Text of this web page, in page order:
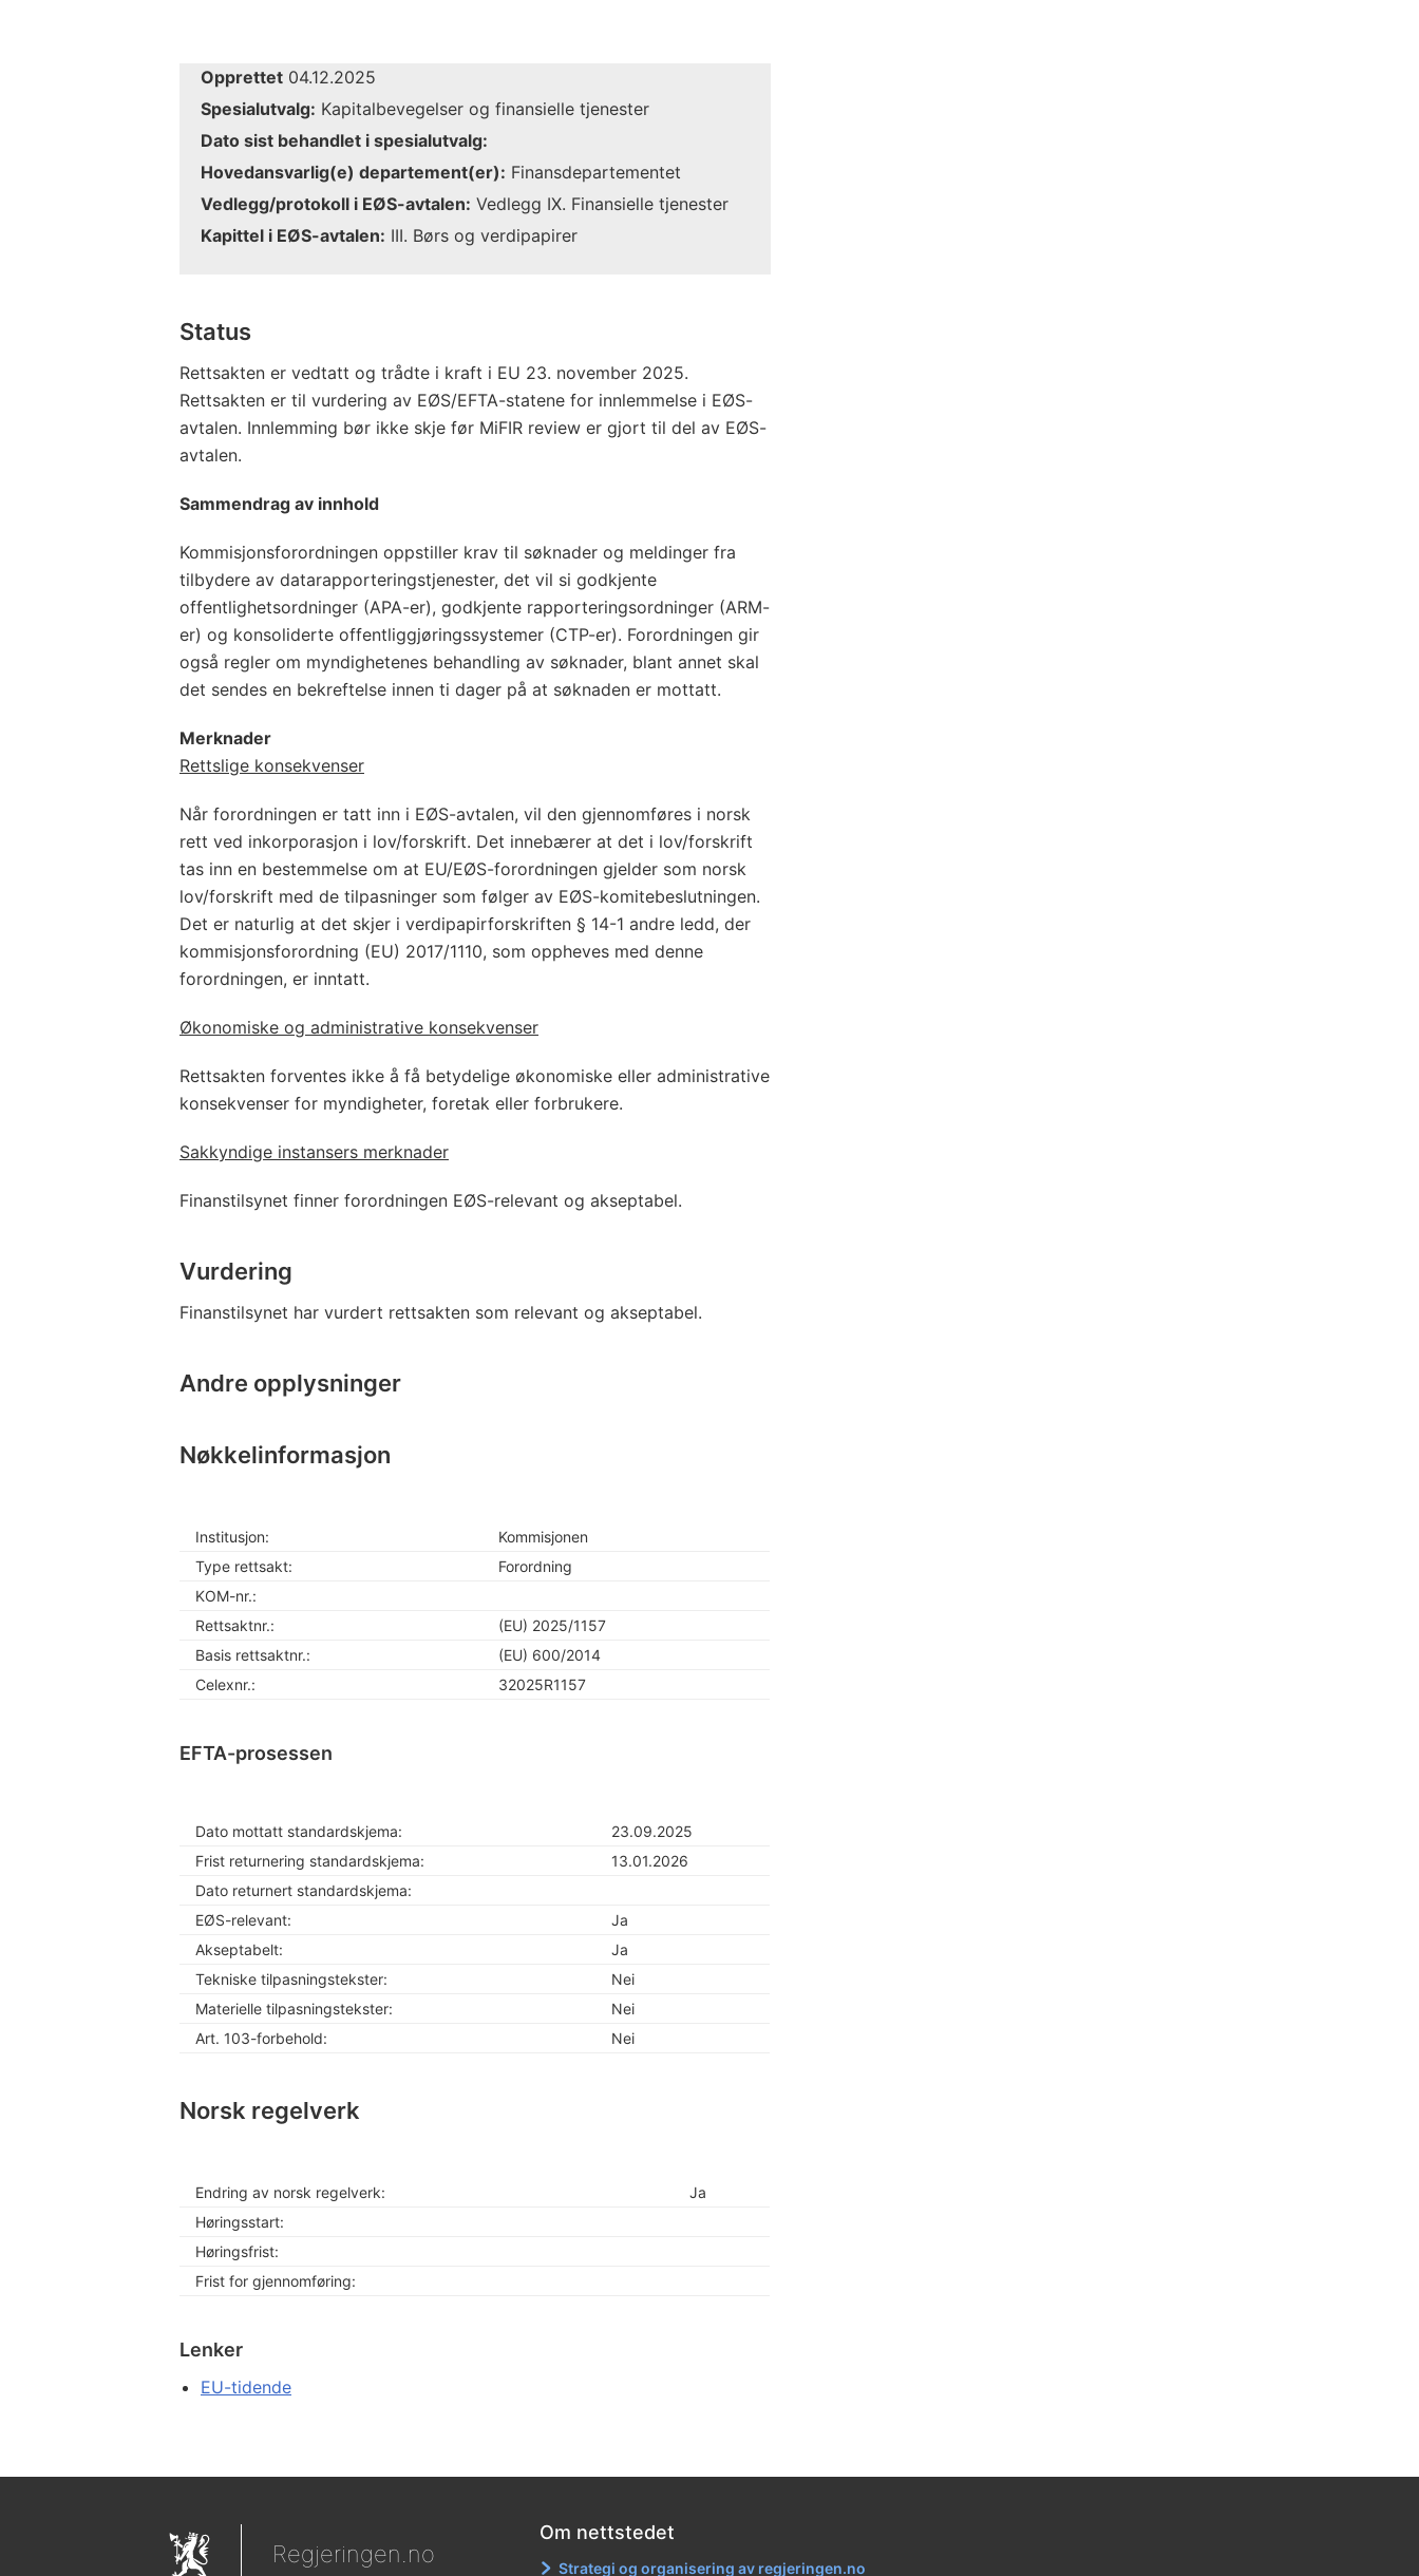
Opprettet 04.12.2025
Spesialutvalg: Kapitalbevegelser og finansielle tjenester
Dato sist behandlet i spesialutvalg:
Hovedansvarlig(e) departement(er): Finansdepartementet
Vedlegg/protokoll i EØS-avtalen: Vedlegg IX. Finansielle tjenester
Kapittel i EØS-avtalen: III. Børs og verdipapirer
Status
Rettsakten er vedtatt og trådte i kraft i EU 23. november 2025.
Rettsakten er til vurdering av EØS/EFTA-statene for innlemmelse i EØS-
avtalen. Innlemming bør ikke skje før MiFIR review er gjort til del av EØS-
avtalen.
Sammendrag av innhold
Kommisjonsforordningen oppstiller krav til søknader og meldinger fra
tilbydere av datarapporteringstjenester, det vil si godkjente
offentlighetsordninger (APA-er), godkjente rapporteringsordninger (ARM-
er) og konsoliderte offentliggjøringssystemer (CTP-er). Forordningen gir
også regler om myndighetenes behandling av søknader, blant annet skal
det sendes en bekreftelse innen ti dager på at søknaden er mottatt.
Merknader
Rettslige konsekvenser
Når forordningen er tatt inn i EØS-avtalen, vil den gjennomføres i norsk
rett ved inkorporasjon i lov/forskrift. Det innebærer at det i lov/forskrift
tas inn en bestemmelse om at EU/EØS-forordningen gjelder som norsk
lov/forskrift med de tilpasninger som følger av EØS-komitebeslutningen.
Det er naturlig at det skjer i verdipapirforskriften § 14-1 andre ledd, der
kommisjonsforordning (EU) 2017/1110, som oppheves med denne
forordningen, er inntatt.
Økonomiske og administrative konsekvenser
Rettsakten forventes ikke å få betydelige økonomiske eller administrative
konsekvenser for myndigheter, foretak eller forbrukere.
Sakkyndige instansers merknader
Finanstilsynet finner forordningen EØS-relevant og akseptabel.
Vurdering
Finanstilsynet har vurdert rettsakten som relevant og akseptabel.
Andre opplysninger
Nøkkelinformasjon
Institusjon:
Kommisjonen
Type rettsakt:
Forordning
KOM-nr.:
Rettsaktnr.:
(EU) 2025/1157
Basis rettsaktnr.:
(EU) 600/2014
Celexnr.:
32025R1157
EFTA-prosessen
Dato mottatt standardskjema:
23.09.2025
Frist returnering standardskjema:
13.01.2026
Dato returnert standardskjema:
EØS-relevant:
Ja
Akseptabelt:
Ja
Tekniske tilpasningstekster:
Nei
Materielle tilpasningstekster:
Nei
Art. 103-forbehold:
Nei
Norsk regelverk
Endring av norsk regelverk:
Ja
Høringsstart:
Høringsfrist:
Frist for gjennomføring:
Lenker
EU-tidende
Regjeringen.no
Om nettstedet
Strategi og organisering av regjeringen.no